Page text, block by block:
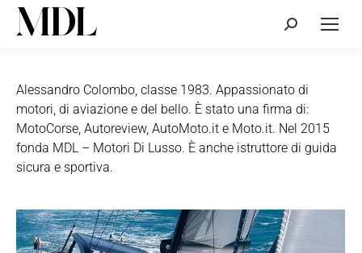
Cerca:
Alessandro Colombo, classe 1983. Appassionato di
motori, di aviazione e del bello. È stato una firma di:
MotoCorse, Autoreview, AutoMoto.it e Moto.it. Nel 2015
fonda MDL – Motori Di Lusso. È anche istruttore di guida
sicura e sportiva.